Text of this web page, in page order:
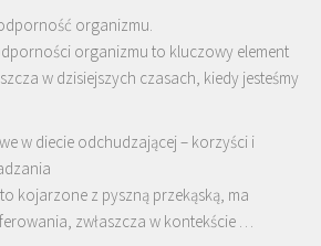
organizmu.
organizmu to kluczowy element
w dzisiejszych czasach, kiedy jesteśmy
w diecie odchudzającej – korzyści i
kojarzone z pyszną przekąską, ma
zwłaszcza w kontekście …